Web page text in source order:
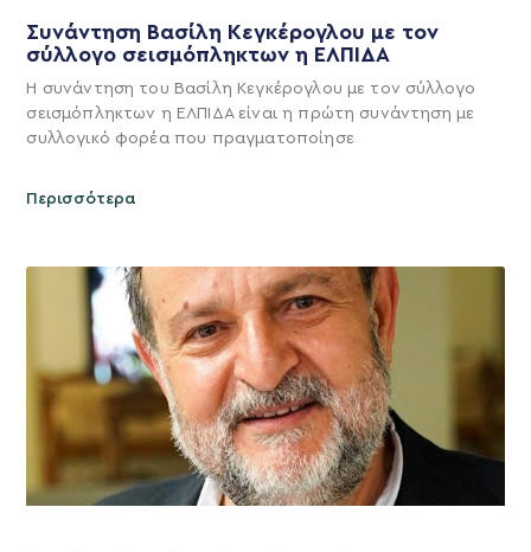
Συνάντηση Βασίλη Κεγκέρογλου με τον
σύλλογο σεισμόπληκτων η ΕΛΠΙΔΑ
Η συνάντηση του Βασίλη Κεγκέρογλου με τον σύλλογο
σεισμόπληκτων η ΕΛΠΙΔΑ είναι η πρώτη συνάντηση με
συλλογικό φορέα που πραγματοποίησε
Περισσότερα